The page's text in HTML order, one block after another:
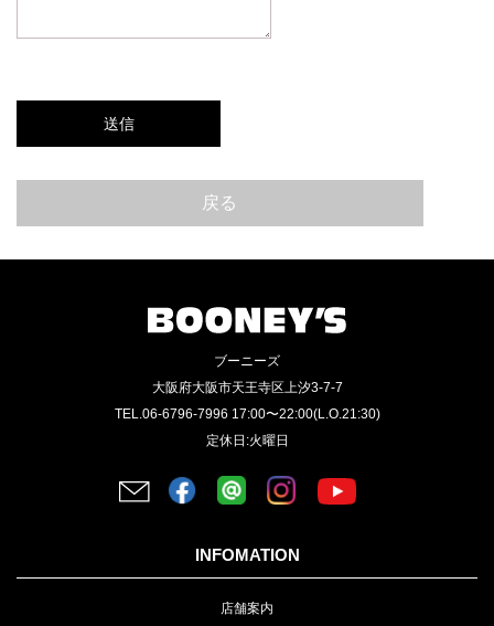
戻る
ブーニーズ
大阪府大阪市天王寺区上汐3-7-7
TEL.06-6796-7996 17:00〜22:00(L.O.21:30)
定休日:火曜日
INFOMATION
店舗案内